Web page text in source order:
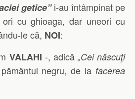
getice”i-au întâmpinat pe
cu ghioaga, dar uneori cu
le că, NOI:
VALAHI -, adică „Cei născuţi
negru, de la facerea